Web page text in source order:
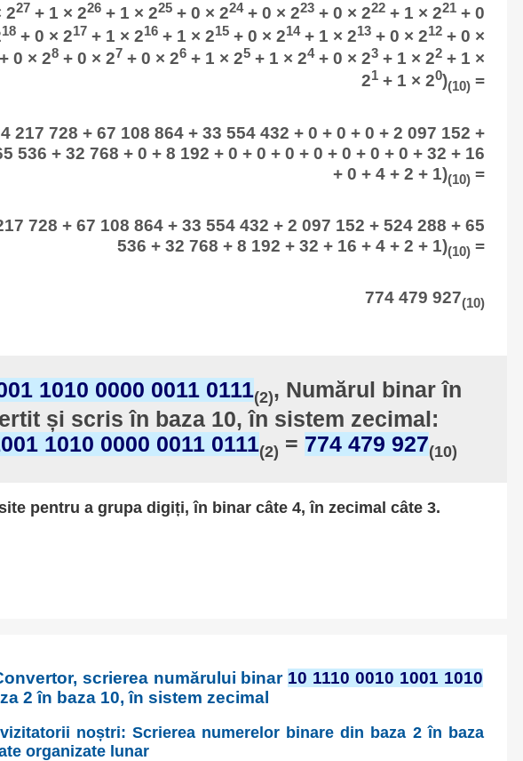
227 + 1 × 226+ 1 × 225+ 0 × 224+ 0 × 223+ 0 × 222+ 1 × 221+ 0
18+ 0 × 217 + 1 × 216+ 1 × 215+ 0 × 214+ 1 × 213+ 0 × 212+ 0 ×
0 × 28+ 0 × 27 + 0 × 26+ 1 × 25+ 1 × 24+ 0 × 23+ 1 × 22+ 1 ×
21+ 1 × 20)(10)=
217 728 + 67 108 864 + 33 554 432 + 0 + 0 + 0 + 2 097 152 +
536 + 32 768 + 0 + 8 192 + 0 + 0 + 0 + 0 + 0 + 0 + 0 + 32 + 16
+ 0 + 4 + 2 + 1)(10) =
728 + 67 108 864 + 33 554 432 + 2 097 152 + 524 288 + 65
536 + 32 768 + 8 192 + 32 + 16 + 4 + 2 + 1)(10) =
774 479 927(10)
1010 0000 0011 0111(2), Numărul binar în
și scris în baza 10, în sistem zecimal:
1010 0000 0011 0111(2) = 774 479 927(10)
pentru a grupa digiți, în binar câte 4, în zecimal câte 3.
scrierea numărului binar 10 1110 0010 1001 1010
2 în baza 10, în sistem zecimal
noștri: Scrierea numerelor binare din baza 2 în baza
organizate lunar